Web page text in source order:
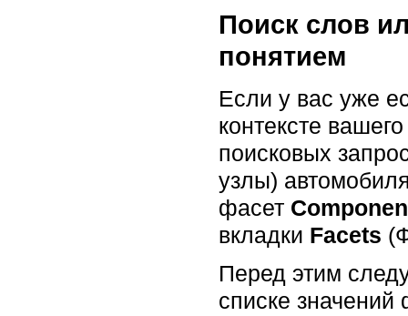
Поиск слов
понятием
Если у вас уже
контексте
поисковых
узлы)
фасет
вкладки Facets
Перед этим
списке